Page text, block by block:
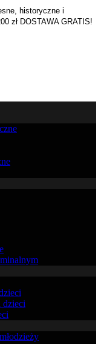
historyczne i
zł DOSTAWA GRATIS!
dzieci